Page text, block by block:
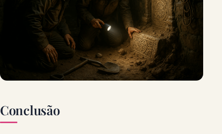
Conclusão